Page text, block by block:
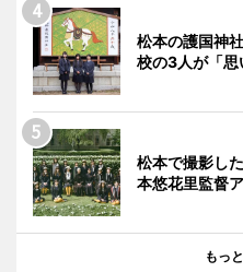
松本の護国神
校の3人が「思
松本で撮影し
本悠花里監督
もっ